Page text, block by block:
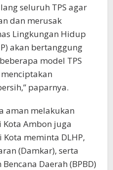
seluruh TPS agar
dan merusak
Lingkungan Hidup
akan bertanggung
model TPS
paparnya.
aman melakukan
Ambon juga
meminta DLHP,
(Damkar), serta
Daerah (BPBD)